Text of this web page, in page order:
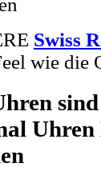
Swiss
wie die
Uhren